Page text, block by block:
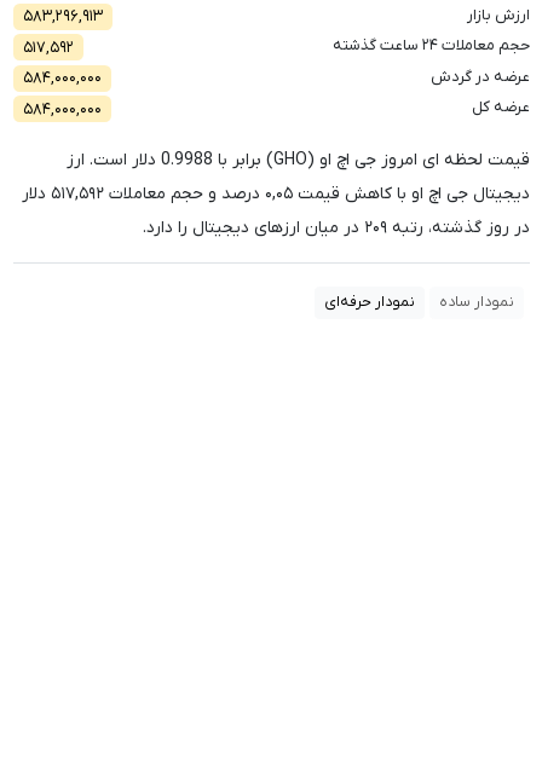
ارزش بازار
۵۸۳,۲۹۶,۹۱۳
حجم معاملات ۲۴ ساعت گذشته
۵۱۷,۵۹۲
عرضه در گردش
۵۸۴,۰۰۰,۰۰۰
عرضه کل
۵۸۴,۰۰۰,۰۰۰
قیمت لحظه ای امروز جی اچ او (GHO) برابر با 0.9988 دلار است. ارز
دیجیتال جی اچ او با کاهش قیمت۰,۰۵ درصد و حجم معاملات۵۱۷,۵۹۲ دلار
در روز گذشته، رتبه۲۰۹ در میان ارزهای دیجیتال را دارد.
نمودار ساده نمودار حرفه‌ای